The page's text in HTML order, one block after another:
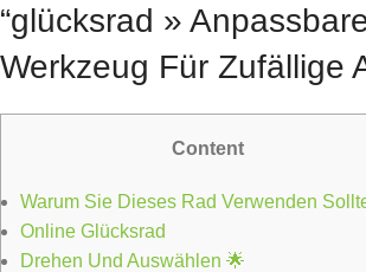
“glücksrad »
Werkzeug Für Zufällige
Content
Warum Sie Dieses Rad Verwenden
Online Glücksrad
Drehen Und Auswählen 🌟